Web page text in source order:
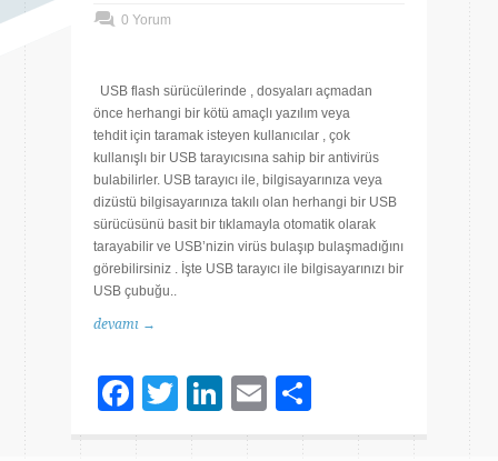
0 Yorum
USB flash sürücülerinde , dosyaları açmadan
önce herhangi bir kötü amaçlı yazılım veya
tehdit için taramak isteyen kullanıcılar , çok
kullanışlı bir USB tarayıcısına sahip bir antivirüs
bulabilirler. USB tarayıcı ile, bilgisayarınıza veya
dizüstü bilgisayarınıza takılı olan herhangi bir USB
sürücüsünü basit bir tıklamayla otomatik olarak
tarayabilir ve USB’nizin virüs bulaşıp bulaşmadığını
görebilirsiniz . İşte USB tarayıcı ile bilgisayarınızı bir
USB çubuğu..
devamı →
Facebook
TwitterLinkedIn
Email